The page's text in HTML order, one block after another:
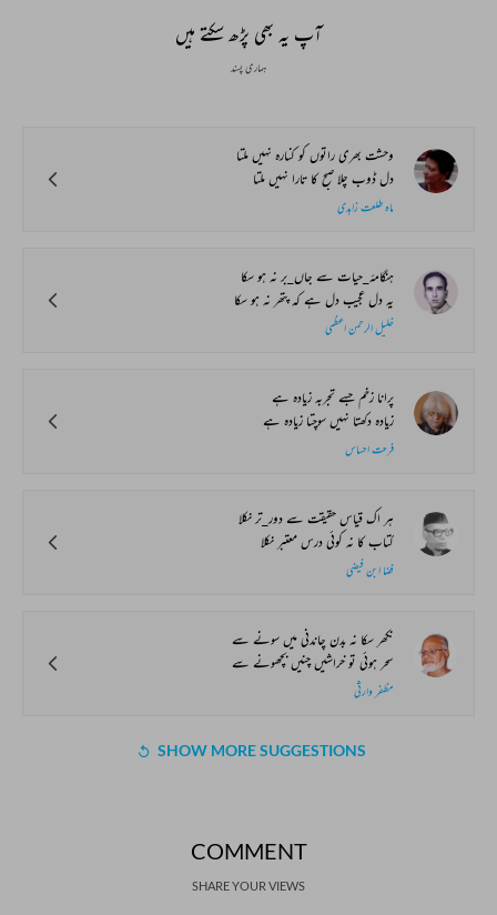
آپ یہ بھی پڑھ سکتے ہیں
ہماری پسند
وحشت بھری راتوں کو کنارہ نہیں ملتا
دل ڈوب چلا صبح کا تارا نہیں ملتا
ماہ طلعت زاہدی
ہنگامۂ_حیات سے جاں_بر نہ ہو سکا
یہ دل عجیب دل ہے کہ پتھر نہ ہو سکا
خلیل الرحمن اعظمی
پرانا زخم جسے تجربہ زیادہ ہے
زیادہ دکھتا نہیں سوچتا زیادہ ہے
فرحت احساس
ہر اک قیاس حقیقت سے دور_تر نکلا
کتاب کا نہ کوئی درس معتبر نکلا
فضا ابن فیضی
نکھر سکا نہ بدن چاندنی میں سونے سے
سحر ہوئی تو خراشیں چنیں بچھونے سے
مظفر وارثی
SHOW MORE SUGGESTIONS
COMMENT
SHARE YOUR VIEWS